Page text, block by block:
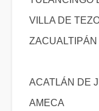
VILLA DE
ACATLÁN DE
AMECA